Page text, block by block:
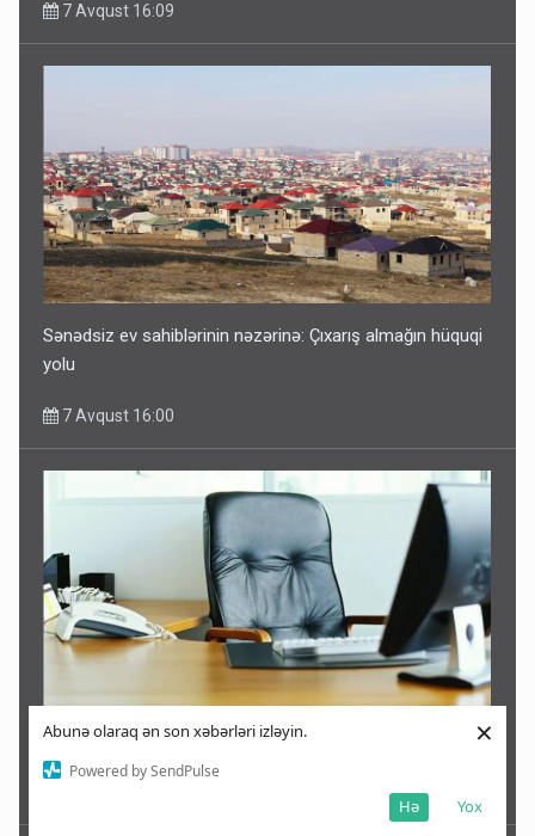
Abunə olaraq ən son xəbərləri izləyin.
Powered by SendPulse
Yox
Hə
×
7 Avqust 16:09
Sənədsiz ev sahiblərinin nəzərinə: Çıxarış almağın hüquqi
yolu
7 Avqust 16:00
Azərbaycanda bu rayonlarda icra başçısı yoxdur -SİYAHI